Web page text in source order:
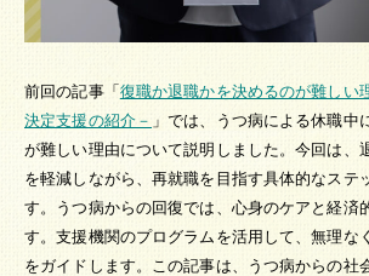
前回の記事「復職か退職かを決めるのが難しい
決定支援の紹介－ 」では、うつ病による休職中
が難しい理由について説明しました。今回は、
を軽減しながら、再就職を目指す具体的なステ
す。うつ病からの回復では、心身のケアと経済
す。支援機関のプログラムを活用して、無理な
をガイドします。この記事は、うつ病からの社